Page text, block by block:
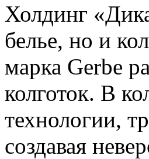
Холдинг
белье, но и
марка Gerbe
колготок. В
технологии,
создавая